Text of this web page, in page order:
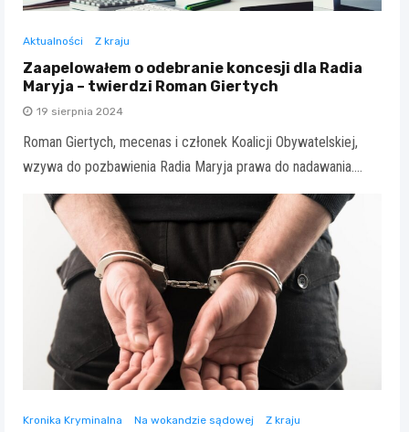
Aktualności Z kraju
Zaapelowałem o odebranie koncesji dla Radia
Maryja – twierdzi Roman Giertych
19 sierpnia 2024
Roman Giertych, mecenas i członek Koalicji Obywatelskiej,
wzywa do pozbawienia Radia Maryja prawa do nadawania.…
Kronika Kryminalna Na wokandzie sądowej Z kraju